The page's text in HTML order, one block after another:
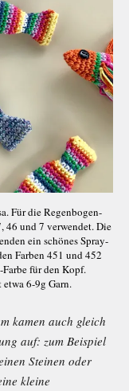
Für die Regenbogen-
46 und 7 verwendet. Die
ein schönes Spray-
Farben 451 und 452
für den Kopf.
6-9g Garn.
kamen auch gleich
auf: zum Beispiel
Steinen oder
kleine